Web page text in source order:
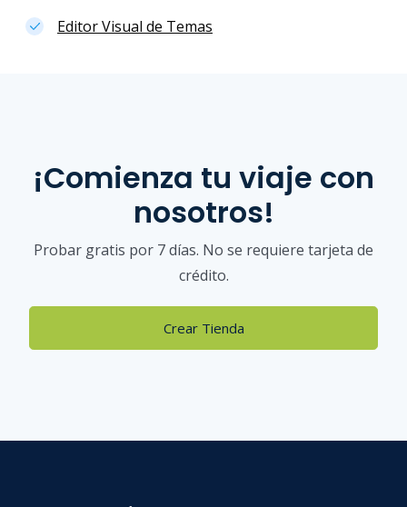
Editor Visual de Temas
¡Comienza tu viaje con
nosotros!
Probar gratis por 7 días. No se requiere tarjeta de
crédito.
Crear Tienda